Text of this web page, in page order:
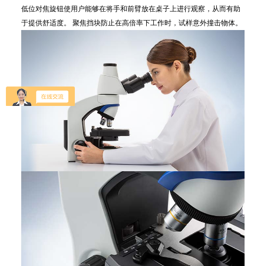
低位对焦旋钮使用户能够在将手和前臂放在桌子上进行观察，从而有助
于提供舒适度。 聚焦挡块防止在高倍率下工作时，试样意外撞击物体。